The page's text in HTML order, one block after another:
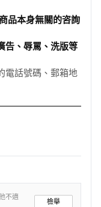
品本身無關的咨詢
告、辱罵、洗版等
電話號碼、郵箱地
不適
檢舉